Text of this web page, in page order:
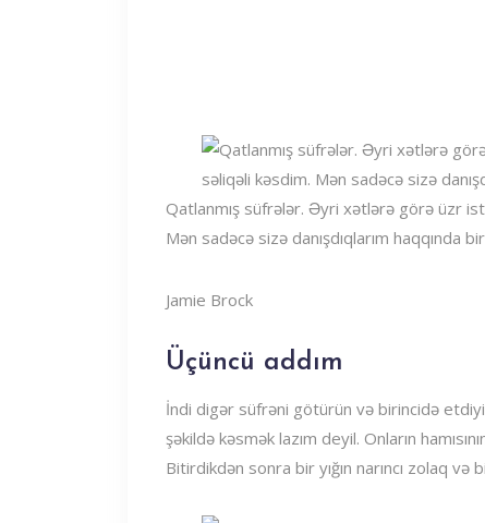
Qatlanmış süfrələr. Əyri xətlərə görə üzr
Mən sadəcə sizə danışdıqlarım haqqında
Jamie Brock
Üçüncü addım
İndi digər süfrəni götürün və birincidə
şəkildə kəsmək lazım deyil. Onların
Bitirdikdən sonra bir yığın narıncı zolaq və